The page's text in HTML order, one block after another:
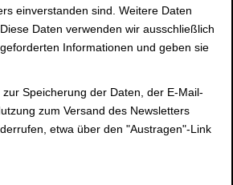
einverstanden sind. Weitere Daten
Daten verwenden wir ausschließlich
Informationen und geben sie
Speicherung der Daten, der E-Mail-
zum Versand des Newsletters
etwa über den "Austragen"-Link